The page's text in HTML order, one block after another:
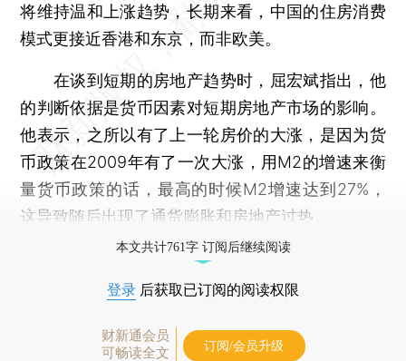
将维持温和上涨趋势，长期来看，中国的住房消费
模式更接近香港和东京，而非欧美。
在谈到短期的房地产趋势时，屈宏斌指出，他
的判断依据是货币因素对短期房地产市场的影响。
他表示，之所以有了上一轮房价的大涨，是因为货
币政策在2009年有了一次大涨，用M2的增速来衡
量货币政策的话，最高的时候M2增速达到27%，
这导致随后出现了通货膨胀和房地产过热。
本文共计761字 订阅后继续阅读
登录 后获取已订阅的阅读权限
财新通会员
可畅读全文
订阅/会员升级